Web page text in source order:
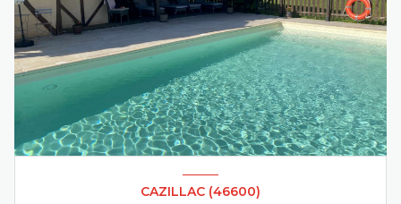
CAZILLAC (46600)